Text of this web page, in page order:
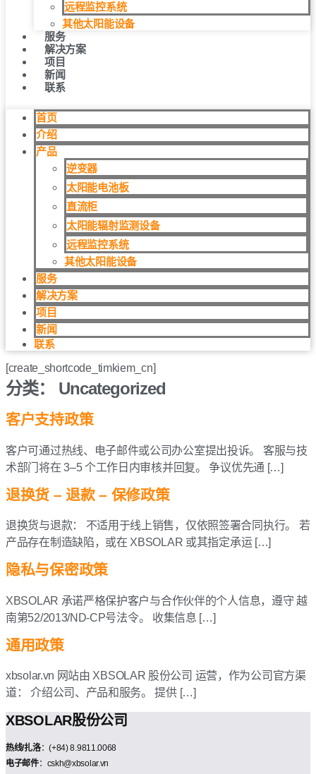
远程监控系统
其他太阳能设备
服务
解决方案
项目
新闻
联系
首页
介绍
产品
逆变器
太阳能电池板
直流柜
太阳能辐射监测设备
远程监控系统
其他太阳能设备
服务
解决方案
项目
新闻
联系
[create_shortcode_timkiem_cn]
分类： Uncategorized
客户支持政策
客户可通过热线、电子邮件或公司办公室提出投诉。 客服与技
术部门将在 3–5 个工作日内审核并回复。 争议优先通 […]
退换货 – 退款 – 保修政策
退换货与退款： 不适用于线上销售，仅依照签署合同执行。 若
产品存在制造缺陷，或在 XBSOLAR 或其指定承运 […]
隐私与保密政策
XBSOLAR 承诺严格保护客户与合作伙伴的个人信息，遵守 越
南第52/2013/ND-CP号法令。 收集信息 […]
通用政策
xbsolar.vn 网站由 XBSOLAR 股份公司 运营，作为公司官方渠
道： 介绍公司、产品和服务。 提供 […]
XBSOLAR股份公司
热线/扎洛：(+84) 8.9811.0068
电子邮件：cskh@xbsolar.vn